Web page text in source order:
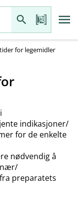
for legemidler
indikasjoner​/​
for de enkelte
nødvendig å
preparatets